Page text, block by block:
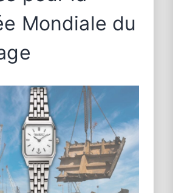
de
santé
Mondiale du